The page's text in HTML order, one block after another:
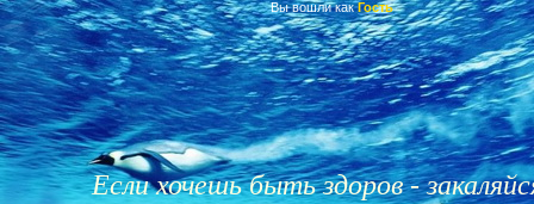
Вы вошли как Гость
Если хочешь быть здоров -